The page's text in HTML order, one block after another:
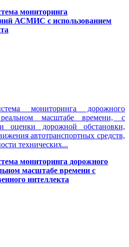
мониторинга
АСМИС с использованием
мониторинга дорожного
масштабе времени, с
оценки дорожной обстановки,
автотранспортных средств,
технических...
мониторинга дорожного
масштабе времени с
интеллекта